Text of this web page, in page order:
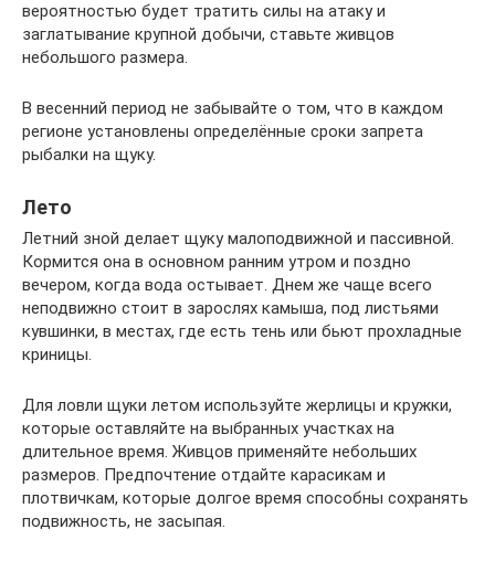
вероятностью будет тратить силы на атаку и
заглатывание крупной добычи, ставьте живцов
небольшого размера.
В весенний период не забывайте о том, что в каждом
регионе установлены определённые сроки запрета
рыбалки на щуку.
Лето
Летний зной делает щуку малоподвижной и пассивной.
Кормится она в основном ранним утром и поздно
вечером, когда вода остывает. Днем же чаще всего
неподвижно стоит в зарослях камыша, под листьями
кувшинки, в местах, где есть тень или бьют прохладные
криницы.
Для ловли щуки летом используйте жерлицы и кружки,
которые оставляйте на выбранных участках на
длительное время. Живцов применяйте небольших
размеров. Предпочтение отдайте карасикам и
плотвичкам, которые долгое время способны сохранять
подвижность, не засыпая.